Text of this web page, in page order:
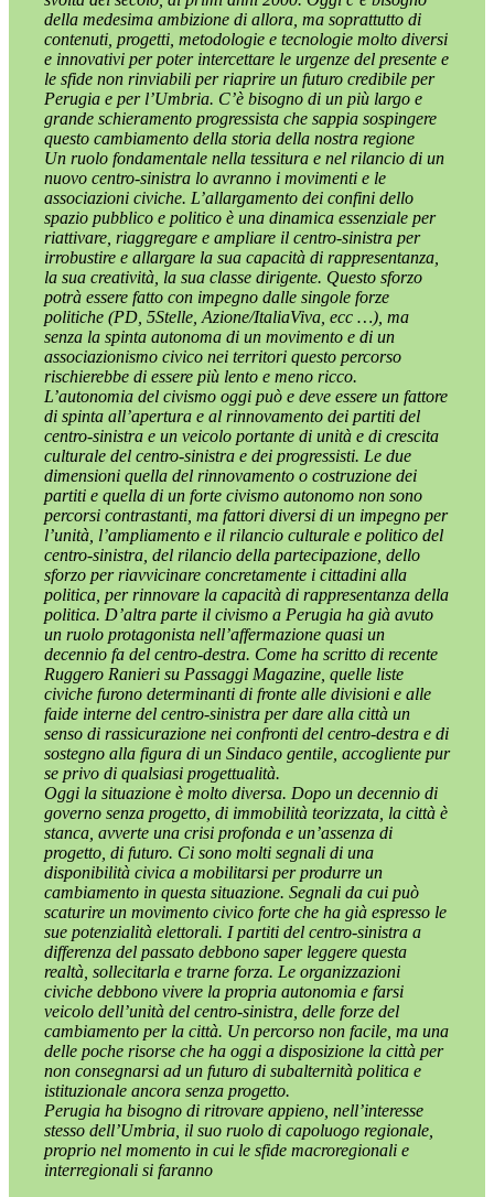
della medesima ambizione di allora, ma soprattutto di
contenuti, progetti, metodologie e tecnologie molto diversi
e innovativi per poter intercettare le urgenze del presente e
le sfide non rinviabili per riaprire un futuro credibile per
Perugia e per l’Umbria. C’è bisogno di un più largo e
grande schieramento progressista che sappia sospingere
questo cambiamento della storia della nostra regione
Un ruolo fondamentale nella tessitura e nel rilancio di un
nuovo centro-sinistra lo avranno i movimenti e le
associazioni civiche. L’allargamento dei confini dello
spazio pubblico e politico è una dinamica essenziale per
riattivare, riaggregare e ampliare il centro-sinistra per
irrobustire e allargare la sua capacità di rappresentanza,
la sua creatività, la sua classe dirigente. Questo sforzo
potrà essere fatto con impegno dalle singole forze
politiche (PD, 5Stelle, Azione/ItaliaViva, ecc …), ma
senza la spinta autonoma di un movimento e di un
associazionismo civico nei territori questo percorso
rischierebbe di essere più lento e meno ricco.
L’autonomia del civismo oggi può e deve essere un fattore
di spinta all’apertura e al rinnovamento dei partiti del
centro-sinistra e un veicolo portante di unità e di crescita
culturale del centro-sinistra e dei progressisti. Le due
dimensioni quella del rinnovamento o costruzione dei
partiti e quella di un forte civismo autonomo non sono
percorsi contrastanti, ma fattori diversi di un impegno per
l’unità, l’ampliamento e il rilancio culturale e politico del
centro-sinistra, del rilancio della partecipazione, dello
sforzo per riavvicinare concretamente i cittadini alla
politica, per rinnovare la capacità di rappresentanza della
politica. D’altra parte il civismo a Perugia ha già avuto
un ruolo protagonista nell’affermazione quasi un
decennio fa del centro-destra. Come ha scritto di recente
Ruggero Ranieri su Passaggi Magazine, quelle liste
civiche furono determinanti di fronte alle divisioni e alle
faide interne del centro-sinistra per dare alla città un
senso di rassicurazione nei confronti del centro-destra e di
sostegno alla figura di un Sindaco gentile, accogliente pur
se privo di qualsiasi progettualità.
Oggi la situazione è molto diversa. Dopo un decennio di
governo senza progetto, di immobilità teorizzata, la città è
stanca, avverte una crisi profonda e un’assenza di
progetto, di futuro. Ci sono molti segnali di una
disponibilità civica a mobilitarsi per produrre un
cambiamento in questa situazione. Segnali da cui può
scaturire un movimento civico forte che ha già espresso le
sue potenzialità elettorali. I partiti del centro-sinistra a
differenza del passato debbono saper leggere questa
realtà, sollecitarla e trarne forza. Le organizzazioni
civiche debbono vivere la propria autonomia e farsi
veicolo dell’unità del centro-sinistra, delle forze del
cambiamento per la città. Un percorso non facile, ma una
delle poche risorse che ha oggi a disposizione la città per
non consegnarsi ad un futuro di subalternità politica e
istituzionale ancora senza progetto.
Perugia ha bisogno di ritrovare appieno, nell’interesse
stesso dell’Umbria, il suo ruolo di capoluogo regionale,
proprio nel momento in cui le sfide macroregionali e
interregionali si faranno